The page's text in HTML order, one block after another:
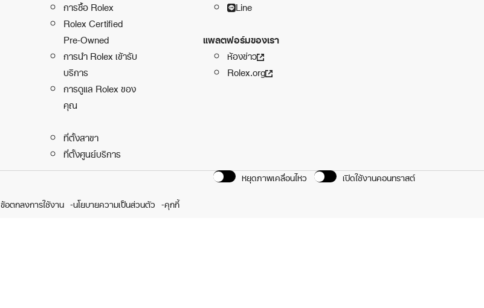
การซื้อ Rolex
Rolex Certified
Pre-Owned
การนำ Rolex เข้ารับ
บริการ
การดูแล Rolex ของ
คุณ
ที่ตั้งสาขา
ที่ตั้งศูนย์บริการ
Line
แพลตฟอร์มของเรา
ห้องข่าว
Rolex.org
หยุดภาพเคลื่อนไหว
เปิดใช้งานคอนทราสต์
ข้อตกลงการใช้งาน
นโยบายความเป็นส่วนตัว คุกกี้